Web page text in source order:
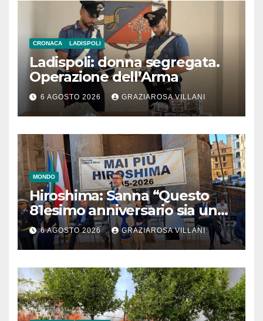
CRONACA LADISPOLI
Ladispoli: donna segregata.
Operazione dell’Arma
6 AGOSTO 2026 GRAZIAROSA VILLANI
MONDO
Hiroshima: Sanna “Questo
81esimo anniversario sia un
monito per tutti”
6 AGOSTO 2026 GRAZIAROSA VILLANI